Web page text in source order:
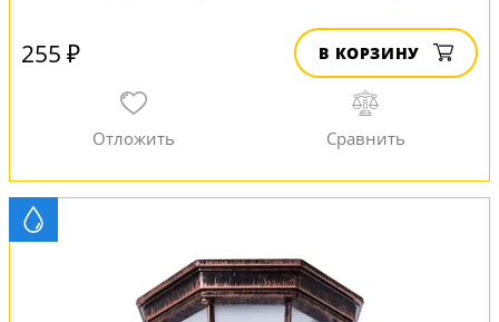
255 ₽ В КОРЗИНУ